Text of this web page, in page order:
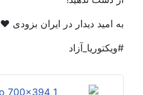
به امید دیدار در ایران بزودی ❤️
#ویکتوریا_آزاد